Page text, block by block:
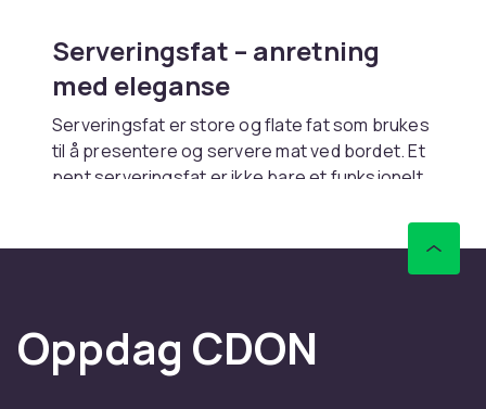
Serveringsfat – anretning
med eleganse
Serveringsfat er store og flate fat som brukes
til å presentere og servere mat ved bordet. Et
pent serveringsfat er ikke bare et funksjonelt
som gjør presentasjonen mer innbydende og
festlig. Fra konfirmationsmiddagen og
bryllupsbuffeten til hverdagslig servering av
nyttige å ha.
Størrelser og former
Oppdag CDON